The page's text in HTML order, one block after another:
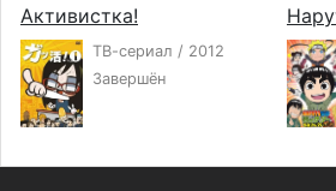
Активистка!
ТВ-сериал / 2012
Завершён